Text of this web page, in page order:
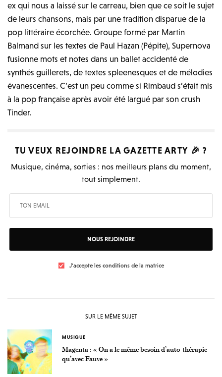
ex qui nous a laissé sur le carreau, bien que ce soit le sujet
de leurs chansons, mais par une tradition disparue de la
pop littéraire écorchée. Groupe formé par Martin
Balmand sur les textes de Paul Hazan (Pépite), Supernova
fusionne mots et notes dans un ballet accidenté de
synthés guillerets, de textes spleenesques et de mélodies
évanescentes. C’est un peu comme si Rimbaud s’était mis
à la pop française après avoir été largué par son crush
Tinder.
TU VEUX REJOINDRE LAGAZETTE ARTY 🎉 ?
Musique, cinéma, sorties : nos meilleurs plans du moment,
tout simplement.
NOUS REJOINDRE
J'accepte les conditions de la matrice
SUR LE MÊME SUJET
MUSIQUE
Magenta : « On a le même besoin d’auto-thérapie
qu’avec Fauve »